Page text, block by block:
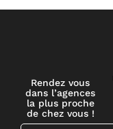
Rendez vous
dans l’agences
la plus proche
de chez vous !